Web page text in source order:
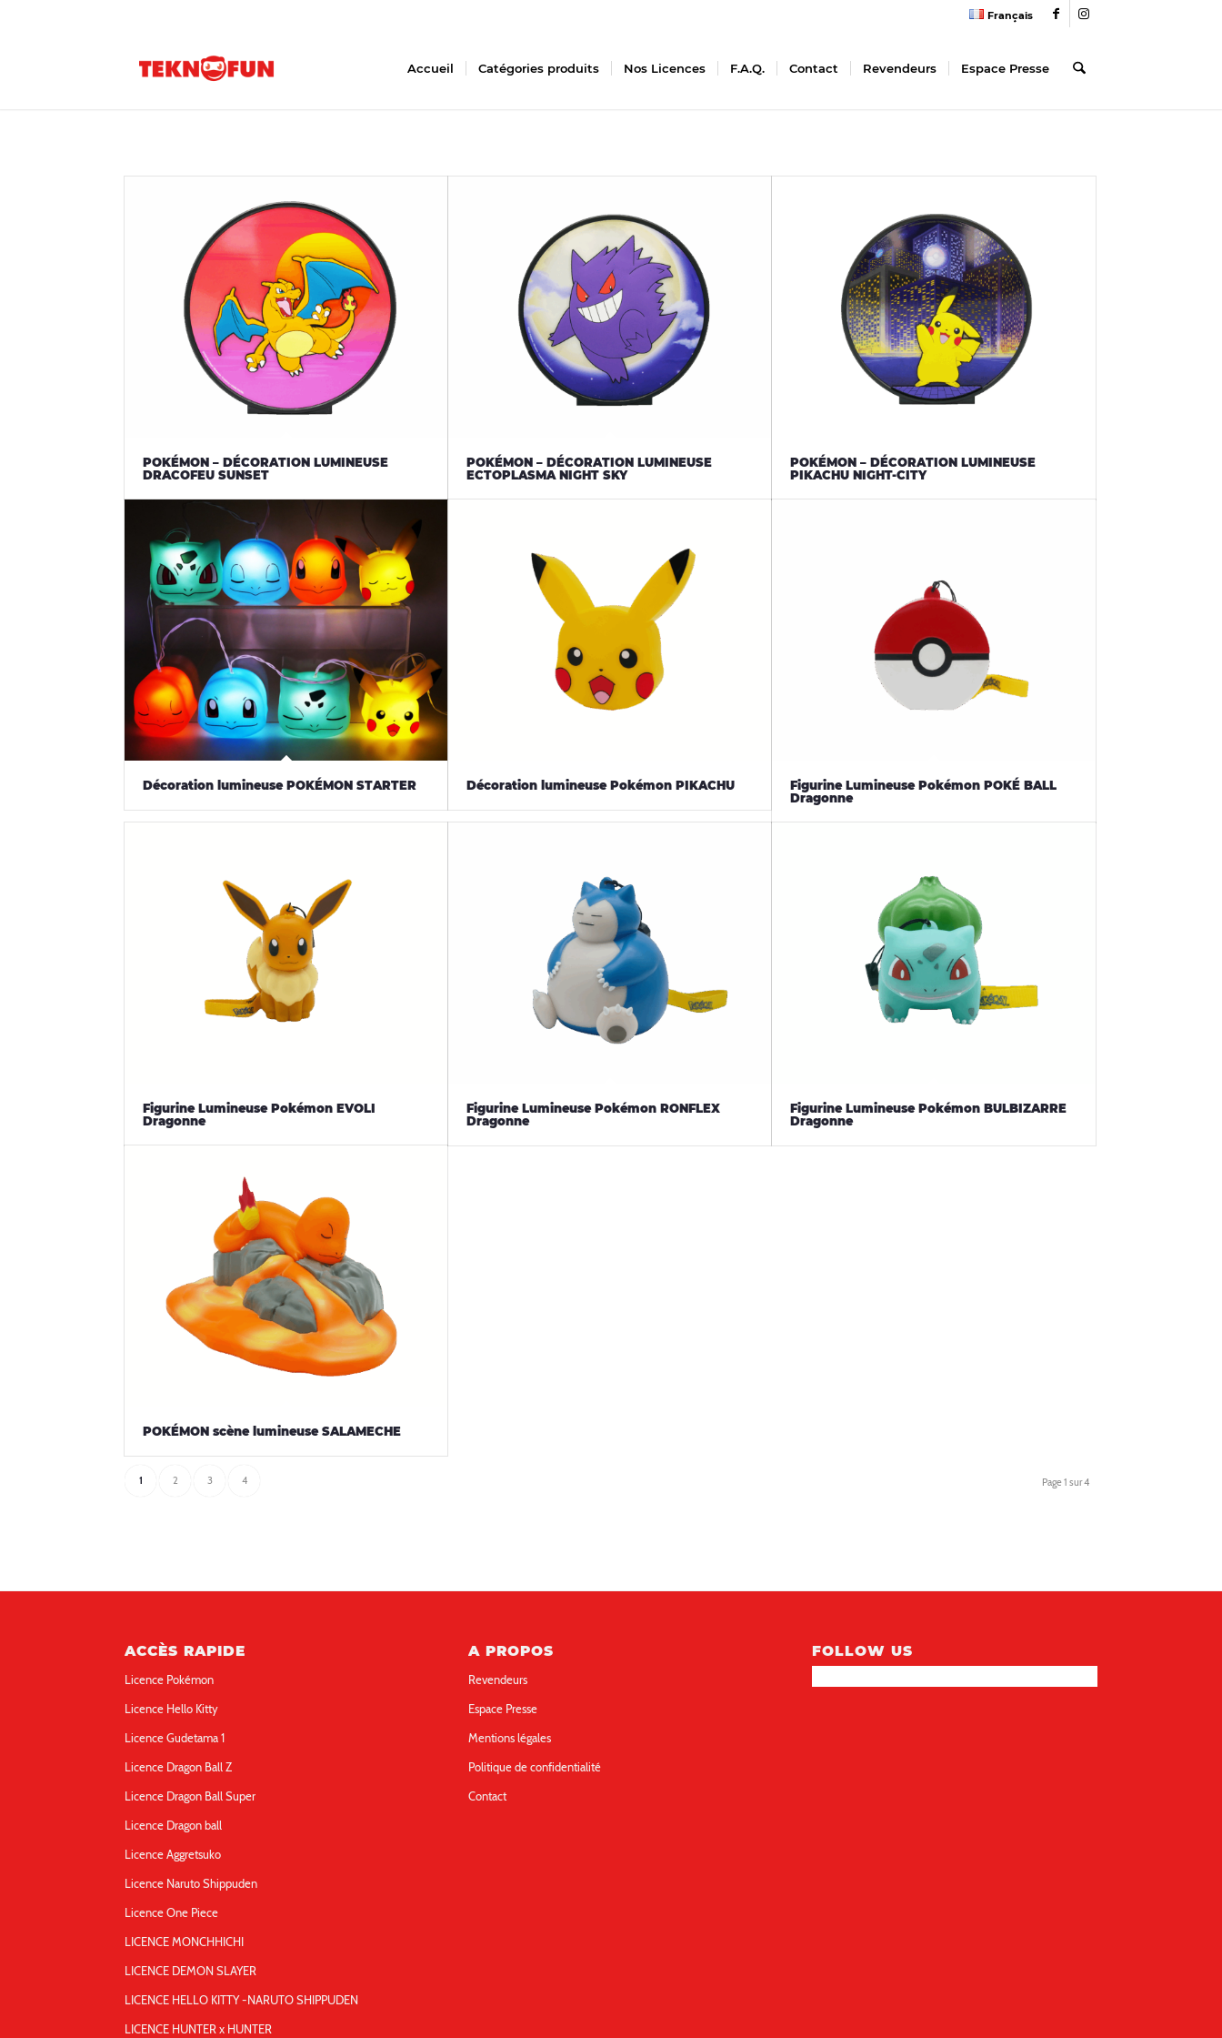
Français
Accueil Catégories produits Nos Licences F.A.Q. Contact Revendeurs Espace Presse
POKÉMON – DÉCORATION LUMINEUSE
DRACOFEU SUNSET
POKÉMON – DÉCORATION LUMINEUSE
ECTOPLASMA NIGHT SKY
POKÉMON – DÉCORATION LUMINEUSE
PIKACHU NIGHT-CITY
Décoration lumineuse POKÉMON STARTER Décoration lumineuse Pokémon PIKACHU
Figurine Lumineuse Pokémon POKÉ BALL
Dragonne
Figurine Lumineuse Pokémon EVOLI
Dragonne
Figurine Lumineuse Pokémon RONFLEX
Dragonne
Figurine Lumineuse Pokémon BULBIZARRE
Dragonne
POKÉMON scène lumineuse SALAMECHE
Page 1 sur 4
1 2 3 4
ACCÈS RAPIDE
Licence Pokémon
Licence Hello Kitty
Licence Gudetama 1
Licence Dragon Ball Z
Licence Dragon Ball Super
Licence Dragon ball
Licence Aggretsuko
Licence Naruto Shippuden
Licence One Piece
LICENCE MONCHHICHI
LICENCE DEMON SLAYER
LICENCE HELLO KITTY -NARUTO SHIPPUDEN
LICENCE HUNTER x HUNTER
A PROPOS
Revendeurs
Espace Presse
Mentions légales
Politique de confidentialité
Contact
FOLLOW US